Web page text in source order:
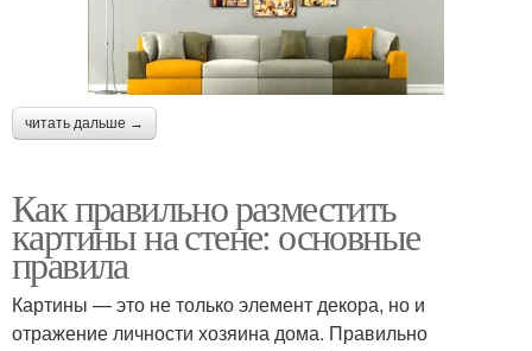
читать дальше →
Как правильно разместить
картины на стене: основные
правила
Картины — это не только элемент декора, но и
отражение личности хозяина дома. Правильно